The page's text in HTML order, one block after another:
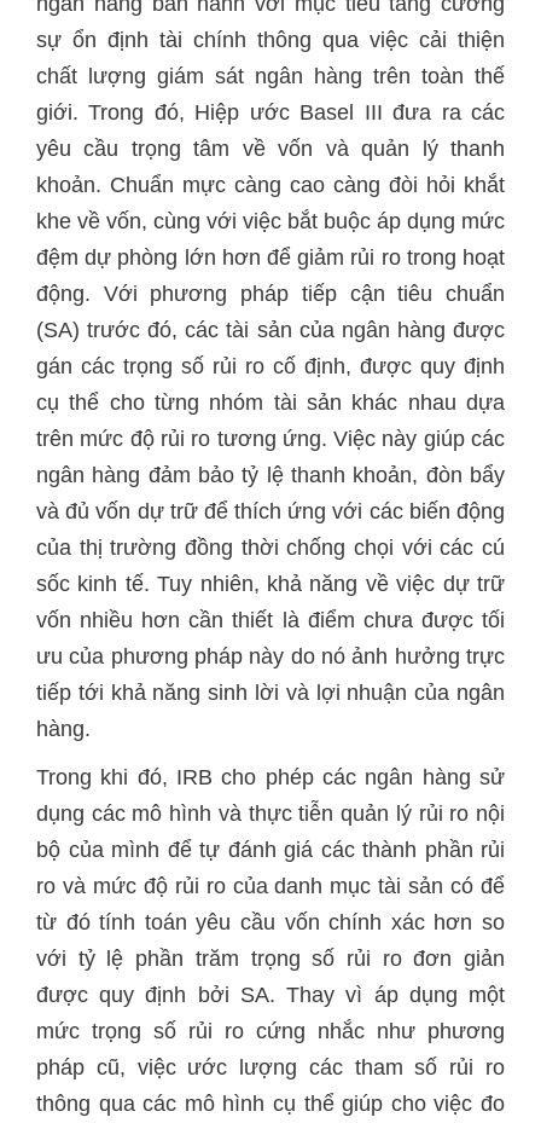
sự ổn định tài chính thông qua việc cải thiện
chất lượng giám sát ngân hàng trên toàn thế
giới. Trong đó, Hiệp ước Basel III đưa ra các
yêu cầu trọng tâm về vốn và quản lý thanh
khoản. Chuẩn mực càng cao càng đòi hỏi khắt
khe về vốn, cùng với việc bắt buộc áp dụng mức
đệm dự phòng lớn hơn để giảm rủi ro trong hoạt
động. Với phương pháp tiếp cận tiêu chuẩn
(SA) trước đó, các tài sản của ngân hàng được
gán các trọng số rủi ro cố định, được quy định
cụ thể cho từng nhóm tài sản khác nhau dựa
trên mức độ rủi ro tương ứng. Việc này giúp các
ngân hàng đảm bảo tỷ lệ thanh khoản, đòn bẩy
và đủ vốn dự trữ để thích ứng với các biến động
của thị trường đồng thời chống chọi với các cú
sốc kinh tế. Tuy nhiên, khả năng về việc dự trữ
vốn nhiều hơn cần thiết là điểm chưa được tối
ưu của phương pháp này do nó ảnh hưởng trực
tiếp tới khả năng sinh lời và lợi nhuận của ngân
hàng.
Trong khi đó, IRB cho phép các ngân hàng sử
dụng các mô hình và thực tiễn quản lý rủi ro nội
bộ của mình để tự đánh giá các thành phần rủi
ro và mức độ rủi ro của danh mục tài sản có để
từ đó tính toán yêu cầu vốn chính xác hơn so
với tỷ lệ phần trăm trọng số rủi ro đơn giản
được quy định bởi SA. Thay vì áp dụng một
mức trọng số rủi ro cứng nhắc như phương
pháp cũ, việc ước lượng các tham số rủi ro
thông qua các mô hình cụ thể giúp cho việc đo